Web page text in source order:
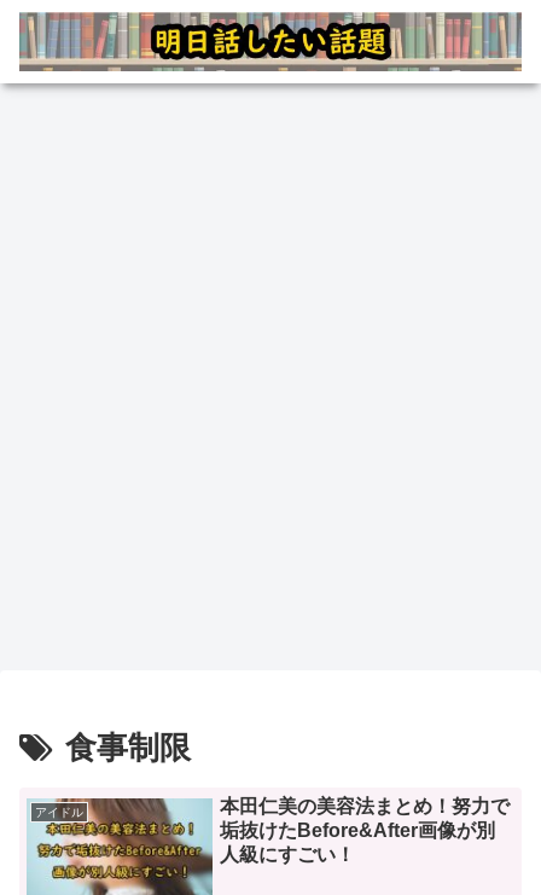
食事制限
アイドル
本田仁美の美容法まとめ！努力で
垢抜けたBefore&After画像が別
人級にすごい！